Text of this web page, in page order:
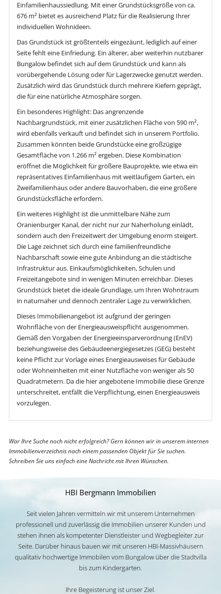
Einfamilienhaussiedlung. Mit einer Grundstücksgröße von ca.
676 m² bietet es ausreichend Platz für die Realisierung Ihrer
individuellen Wohnideen.
Das Grundstück ist größtenteils eingezäunt, lediglich auf einer
Seite fehlt eine Einfriedung. Ein älterer, aber weiterhin nutzbarer
Bungalow befindet sich auf dem Grundstück und kann als
vorübergehende Lösung oder für Lagerzwecke genutzt werden.
Zusätzlich wird das Grundstück durch mehrere Kiefern geprägt,
die für eine natürliche Atmosphäre sorgen.
Ein besonderes Highlight: Das angrenzende
Nachbargrundstück, mit einer zusätzlichen Fläche von 590 m²,
wird ebenfalls verkauft und befindet sich in unserem Portfolio.
Zusammen könnten beide Grundstücke eine großzügige
Gesamtfläche von 1.266 m² ergeben. Diese Kombination
eröffnet die Möglichkeit für größere Bauprojekte, wie etwa ein
repräsentatives Einfamilienhaus mit weitläufigem Garten, ein
Zweifamilienhaus oder andere Bauvorhaben, die eine größere
Grundstücksfläche erfordern.
Ein weiteres Highlight ist die unmittelbare Nähe zum
Oranienburger Kanal, der nicht nur zur Naherholung einlädt,
sondern auch den Freizeitwert der Umgebung enorm steigert.
Die Lage zeichnet sich durch eine familienfreundliche
Nachbarschaft sowie eine gute Anbindung an die städtische
Infrastruktur aus. Einkaufsmöglichkeiten, Schulen und
Freizeitangebote sind in wenigen Minuten erreichbar. Dieses
Grundstück bietet die ideale Grundlage, um Ihren Wohntraum
in naturnaher und dennoch zentraler Lage zu verwirklichen.
Dieses Immobilienangebot ist aufgrund der geringen
Wohnfläche von der Energieausweispflicht ausgenommen.
Gemäß den Vorgaben der Energieeinsparverordnung (EnEV)
beziehungsweise des Gebäudeenergiegesetzes (GEG) besteht
keine Pflicht zur Vorlage eines Energieausweises für Gebäude
oder Wohneinheiten mit einer Nutzfläche von weniger als 50
Quadratmetern. Da die hier angebotene Immobilie diese Grenze
unterschreitet, entfällt die Verpflichtung, einen Energieausweis
vorzulegen.
War Ihre Suche noch nicht erfolgreich? Gern können wir in unserem internen
Immobilienverzeichnis nach einem passenden Objekt für Sie suchen.
Schreiben Sie uns einfach eine Nachricht mit Ihren Wünschen.
HBI Bergmann Immobilien
Seit vielen Jahren vermitteln wir mit unserem Unternehmen
professionell und zuverlässig die Immobilien unserer Kunden und
stehen ihnen als kompetenter Dienstleister und Wegbegleiter zur
Seite. Darüber hinaus bauen wir mit unseren HBI-Massivhäusern
qualitativ hochwertige Immobilen vom Bungalow über die Stadtvilla
bis zum Kindergarten.
Ihre Begeisterung ist unser Ziel.